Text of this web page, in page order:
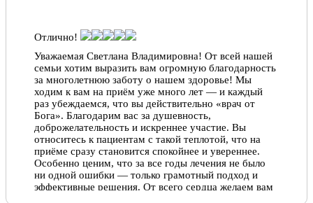
это обещание обязательно исполнится.
Отлично!
При такой нагрузке, некоторые врачи не
выдерживают… Но… Всегда поражаюсь ее высокой
организованности, корректности по отношению к
пациентам, высокому профессионализму и…
Человечности! Молодая и красивая, всегда
корректная, строгая (без проявлений эмоций
отрицательных)… Все пациенты, приходящие к ней
по записи, знают, что не надо теребить своим
Отлично!
Уважаемая Светлана Владимировна! От всей нашей
семьи хотим выразить вам огромную благодарность
за многолетнюю заботу о нашем здоровье! Мы
ходим к вам на приём уже много лет — и каждый
раз убеждаемся, что вы действительно «врач от
Бога». Благодарим вас за душевность,
доброжелательность и искреннее участие. Вы
относитесь к пациентам с такой теплотой, что на
приёме сразу становится спокойнее и увереннее.
Особенно ценим, что за все годы лечения не было
ни одной ошибки — только грамотный подход и
эффективные решения. От всего сердца желаем вам